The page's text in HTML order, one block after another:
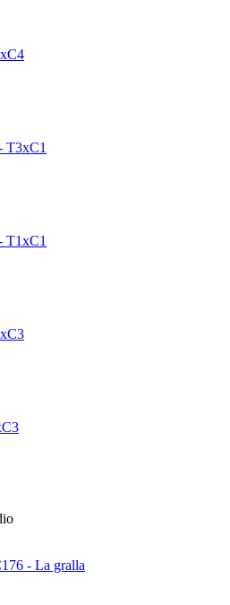
T3xC1
T1xC1
- La gralla